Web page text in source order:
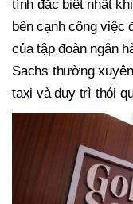
tính đặc biệt nhất
bên cạnh công việc
của tập đoàn ngân
Sachs thường
taxi và duy trì thói